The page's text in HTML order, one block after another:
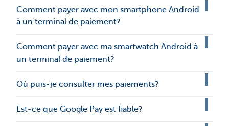
Comment payer avec mon smartphone Android
à un terminal de paiement?
Comment payer avec ma smartwatch Android à
un terminal de paiement?
Où puis-je consulter mes paiements?
Est-ce que Google Pay est fiable?